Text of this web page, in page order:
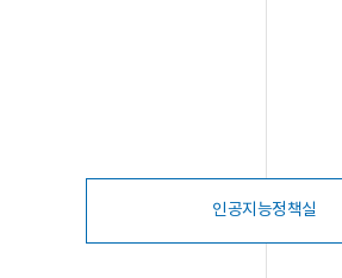
인공지능정책실